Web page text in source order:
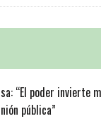
“El poder invierte
pública”